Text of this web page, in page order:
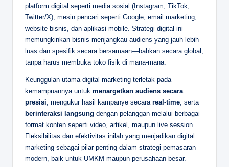
platform digital seperti media sosial (Instagram, TikTok,
Twitter/X), mesin pencari seperti Google, email marketing,
website bisnis, dan aplikasi mobile. Strategi digital ini
memungkinkan bisnis menjangkau audiens yang jauh lebih
luas dan spesifik secara bersamaan—bahkan secara global,
tanpa harus membuka toko fisik di mana-mana.
Keunggulan utama digital marketing terletak pada
kemampuannya untuk menargetkan audiens secara
presisi , mengukur hasil kampanye secara real-time , serta
berinteraksi langsung dengan pelanggan melalui berbagai
format konten seperti video, artikel, maupun live session.
Fleksibilitas dan efektivitas inilah yang menjadikan digital
marketing sebagai pilar penting dalam strategi pemasaran
modern, baik untuk UMKM maupun perusahaan besar.